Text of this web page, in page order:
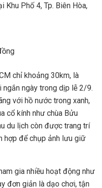
Khu Phố 4, Tp. Biên Hòa,
chỉ khoảng 30km, là
ngày trong dịp lễ 2/9.
với hồ nước trong xanh,
cổ kính như chùa Bửu
du lịch còn được trang trí
hợp để chụp ảnh lưu giữ
gia nhiều hoạt động như
đơn giản là dạo chơi, tận